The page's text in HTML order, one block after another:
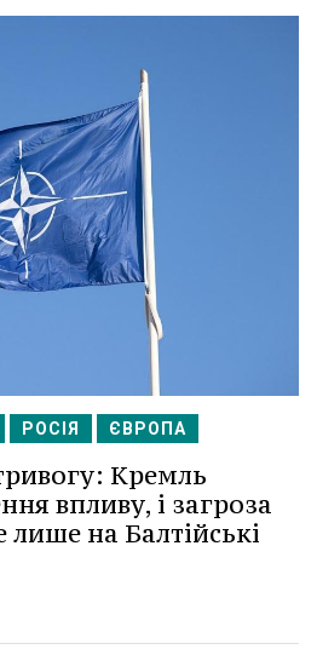
РОСІЯ ЄВРОПА
Кремль
впливу, і загроза
на Балтійські